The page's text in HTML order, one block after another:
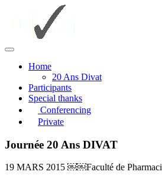
Home
20 Ans Divat
Participants
Special thanks
Conferencing
Private
Journée 20 Ans DIVAT
19 MARS 2015 ￼￼Faculté de